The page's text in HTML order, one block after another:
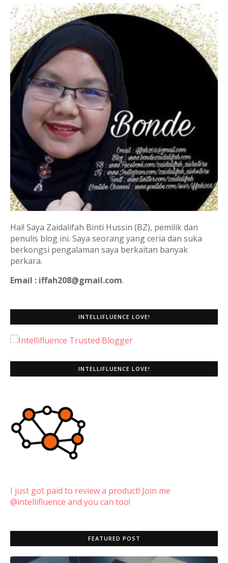
Hai! Saya Zaidalifah Binti Hussin (BZ), pemilik dan
penulis blog ini. Saya seorang yang ceria dan suka
berkongsi pengalaman saya berkaitan banyak
perkara.
Email : iffah208@gmail.com.
INTELLIFLUENCE LOVE!
INTELLIFLUENCE LOVE!
I just got paid to review a product! Join me
@intellifluence and you can too!
FEATURED POST